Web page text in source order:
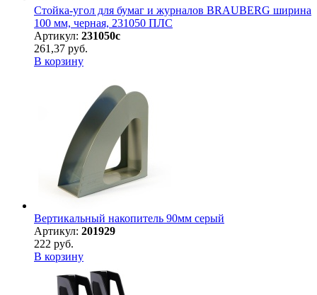
Стойка-угол для бумаг и журналов BRAUBERG ширина
100 мм, черная, 231050 ПЛС
Артикул: 231050с
261,37 руб.
В корзину
Вертикальный накопитель 90мм серый
Артикул: 201929
222 руб.
В корзину